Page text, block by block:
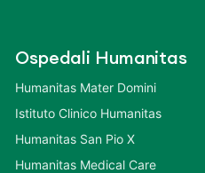
Ospedali Humanitas
Humanitas Mater Domini
Istituto Clinico Humanitas
Humanitas San Pio X
Humanitas Medical Care